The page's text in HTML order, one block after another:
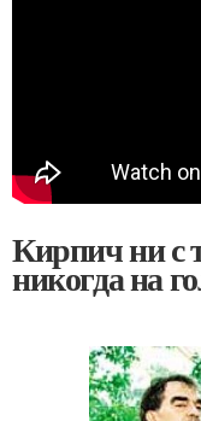
Кирпич ни с
никогда на